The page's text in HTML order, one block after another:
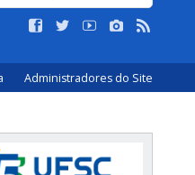
Administradores do Site